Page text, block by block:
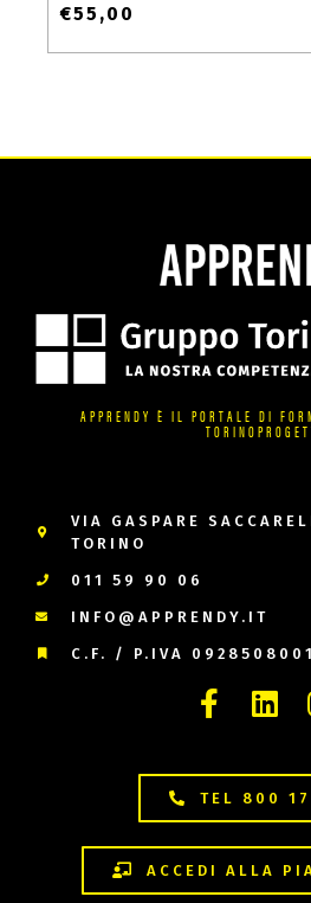
€55,00
APPRENDY È IL PORTALE DI
VIA GASPARE
TORINO
011 59 90 06
INFO@APPRENDY.IT
C.F. / P.IVA
TEL 800
ACCEDI ALLA